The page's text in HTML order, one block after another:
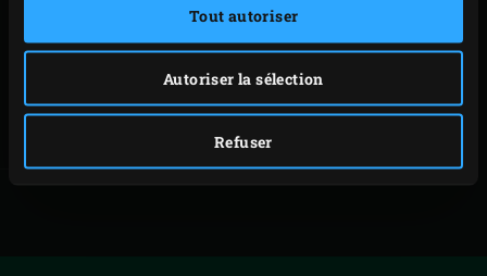
Tout autoriser
Autoriser la sélection
Refuser
VÉGÉTARIENNE
DE COUSCOUS ET
LÉGUMES